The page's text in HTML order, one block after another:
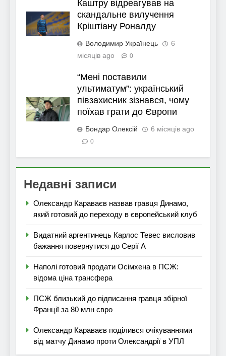
Каштру відреагував на
скандальне вилучення
Кріштіану Роналду
Володимир Українець
6
місяців ago
0
“Мені поставили
ультиматум”: український
півзахисник зізнався, чому
поїхав грати до Європи
Бондар Олексій 6 місяців ago
0
Недавні записи
Олександр Караваєв назвав гравця Динамо,
який готовий до переходу в європейський клуб
Видатний аргентинець Карлос Тевес висловив
бажання повернутися до Серії А
Наполі готовий продати Осімхена в ПСЖ:
відома ціна трансфера
ПСЖ близький до підписання гравця збірної
Франції за 80 млн євро
Олександр Караваєв поділився очікуваннями
від матчу Динамо проти Олександрії в УПЛ